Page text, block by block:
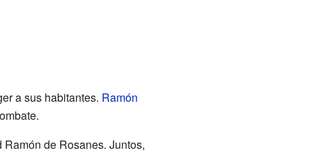
a sus habitantes. Ramón
de Rosanes. Juntos,